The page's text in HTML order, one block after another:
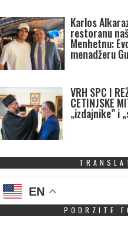
Karlos
restoranu
Menhetnu:
menadžeru
VRH SPC I
CETINJSKE
„izdajnike” i
EN
PODRZITE